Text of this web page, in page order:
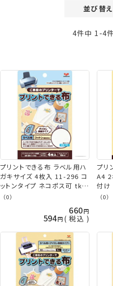
並び替え
価格が高
おすすめ
レビュー
4件中 1 -4
プリントできる布 ラベル用ハ
ガキサイズ 4枚入 11-296 コ
ットンタイプ ネコポス可 tkk
KAWAGUCHI 手芸の山久
（0）
660
594 税込
プリ
A4 2
付け
tkk
（0）